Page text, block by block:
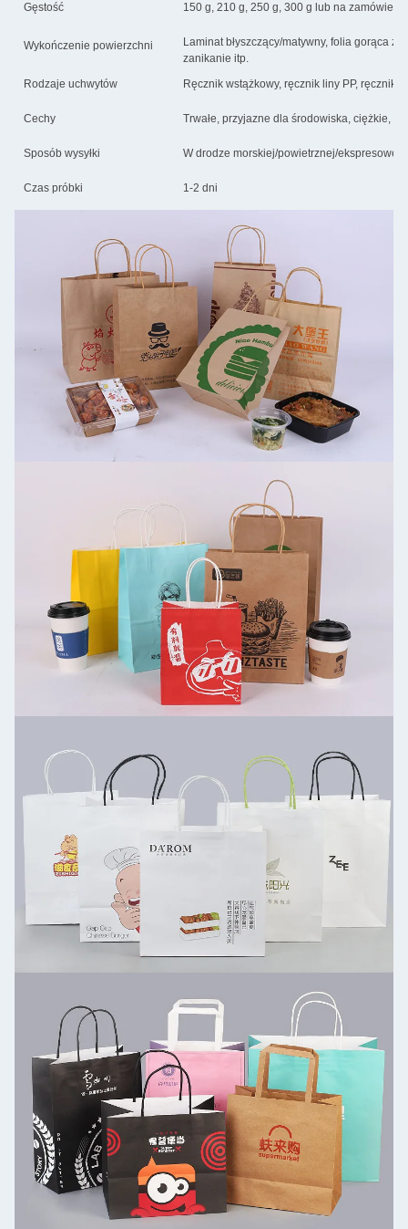
Gęstość 150 g, 210 g, 250 g, 300 g lub na zamówienie
Wykończenie powierzchni
Laminat błyszczący/matywny, folia gorąca z
zanikanie itp.
Rodzaje uchwytów
Ręcznik wstążkowy, ręcznik liny PP, ręcznik
Cechy Trwałe, przyjazne dla środowiska, ciężkie,
Sposób wysyłki W drodze morskiej/powietrznej/ekspresowej
Czas próbki 1-2 dni